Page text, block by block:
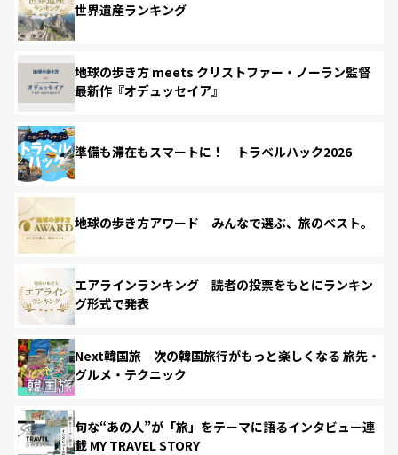
世界遺産ランキング
地球の歩き方 meets クリストファー・ノーラン監督
最新作『オデュッセイア』
準備も滞在もスマートに！ トラベルハック2026
地球の歩き方アワード みんなで選ぶ、旅のベスト。
エアラインランキング 読者の投票をもとにランキン
グ形式で発表
Next韓国旅 次の韓国旅行がもっと楽しくなる 旅先・
グルメ・テクニック
旬な“あの人”が「旅」をテーマに語るインタビュー連
載 MY TRAVEL STORY